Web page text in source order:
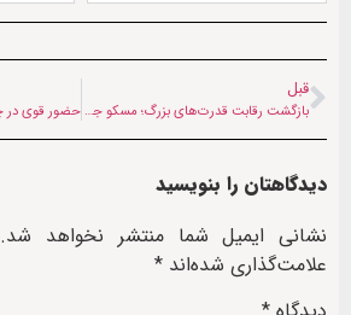
قبل
بازگشت رقابت قدرت‌های بزرگ؛ مسکو جای خالی واشنگتن در کابل را پر می‌کند
دیدگاهتان را بنویسید
نشانی ایمیل شما منتشر نخواهد شد.
علامت‌گذاری شده‌اند *